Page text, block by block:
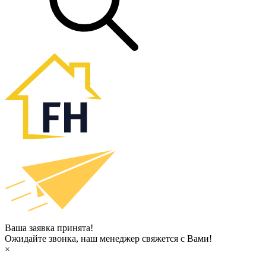
Ваша заявка принята!
Ожидайте звонка, наш менеджер свяжется с Вами!
×